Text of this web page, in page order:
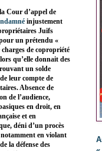
Cour d’appel de
injustement
Juifs
un prétendu «
de copropriété
qu’elle donnait des
un solde
leur compte de
Absence de
de l’audience,
en droit, en
et en
déni d’un procès
en violant
la défense des